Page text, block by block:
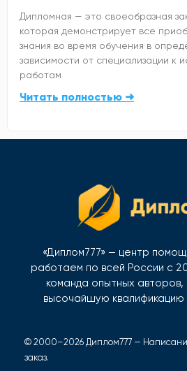
Дипломная — это своеобразная
которая демонстрирует все
знания во время обучения в
зависимости от специализации к
работам
Читать полностью ➜
«Диплом777» — центр
работаем по всей России с
команда опытных
высочайшую квалификацию
© 2000–2026 Диплом777 —
заказ.